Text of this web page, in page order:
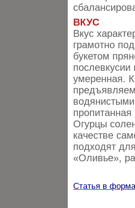
ВКУС
Вкус
грамотно
букетом
умеренная.
Огурцы
качестве
подходят
«Оливье»,
Статья в